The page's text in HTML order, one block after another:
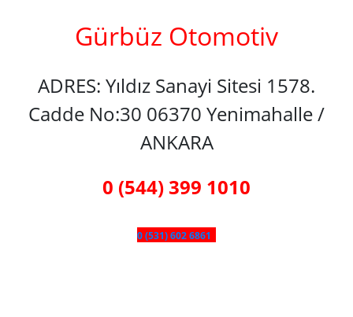
Gürbüz Otomotiv
ADRES: Yıldız Sanayi Sitesi 1578.
Cadde No:30 06370 Yenimahalle /
ANKARA
0 (544) 399 1010
0 (531) 602 6861